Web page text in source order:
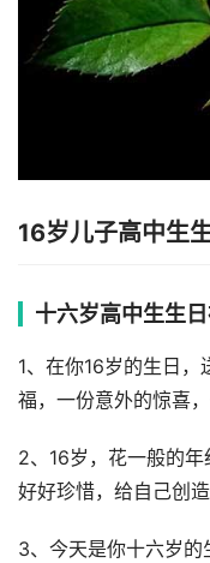
16岁儿子高中生
十六岁高中生生
1、在你16岁的生日
福，一份意外的惊喜
2、16岁，花一般的年
好好珍惜，给自己创
3、今天是你十六岁的